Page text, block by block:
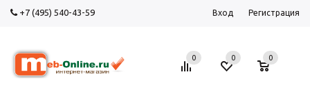
+7 (495) 540-43-59 Вход Регистрация
0 0
0